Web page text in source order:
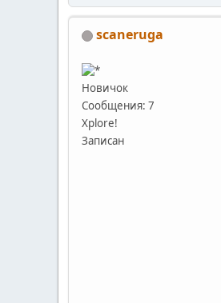
scaneruga
Новичок
Сообщения: 7
Xplore!
Записан